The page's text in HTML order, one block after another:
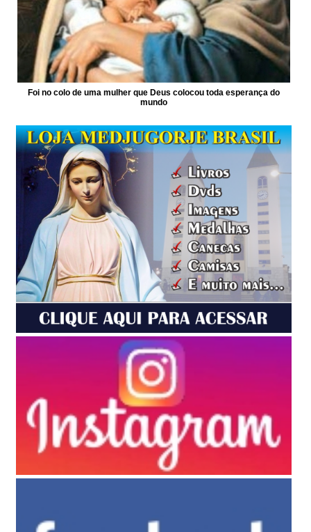
Foi no colo de uma mulher que Deus colocou toda esperança do
mundo